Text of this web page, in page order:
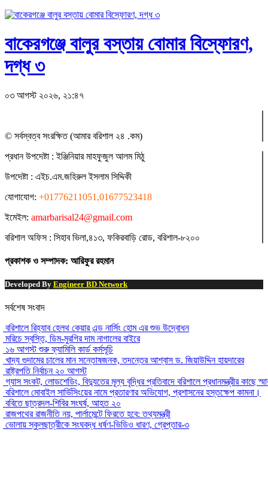
বাকেরগঞ্জে বালুর বস্তায় বোমার বিস্ফোরণ,
দগ্ধ ৩
০৩ আগস্ট ২০২৬, ২১:৪৭
© সর্বস্বত্ব সংরক্ষিত (আমার বরিশাল ২৪ .কম)
প্রধান ‍উপদেষ্টা : ‍ইঞ্জিনিয়ার মাহফুজুল আলম মিঠু
উপদেষ্টা : এইচ.এম.জহিরুল ইসলাম সিদ্দিকী
যোগাযোগ: +01776211051,01677523418
ইমেইল: amarbarisal24@gmail.com
বরিশাল অফিস : সিহাব ভিলা,৪১৩, ফকিরবাড়ি রোড, বরিশাল-৮২০০
প্রকাশক ও সম্পাদক: আরিফুর রহমান
Developed By Engineer BD Network
সর্বশেষ সংবাদ
বরিশালে রিহ্যাব হেলথ কেয়ার এন্ড নার্সিং হোম এর শুভ উদ্বোধন
মরিচে স্বস্তি, ডিম-মুরগির দাম নাগালের বাইরে
১৬ আগস্ট শুরু ফ্যামিলি কার্ড কর্মসূচি
খাদ্য গুদামের চালের মান সন্তোষজনক, তদন্তের আশ্বাস ড. জিয়াউদ্দিন হায়দারের
রাষ্ট্রপতি নির্বাচন ২০ আগস্ট
গ্যাস সংকট, লোডশেডিং, বিদ্যুতের মূল্য বৃদ্ধির প্রতিবাদে বরিশালে প্রধানমন্ত্রীর কাছে
বরিশালে মোবাইল সার্ভিসিংয়ের নামে প্রতারণার অভিযোগ, প্রশাসনের হস্তক্ষেপ কামনা।
ববিতে ছাত্রদল-শিবির সংঘর্ষ, আহত ২০
রাজপথের রাজনীতি নয়, পার্লামেন্টে ফিরতে হবে: তথ্যমন্ত্রী
ভোলায় স্কুলছাত্রীকে সংঘবদ্ধ ধর্ষণ-ভিডিও ধারণ, গ্রেপ্তার-৩